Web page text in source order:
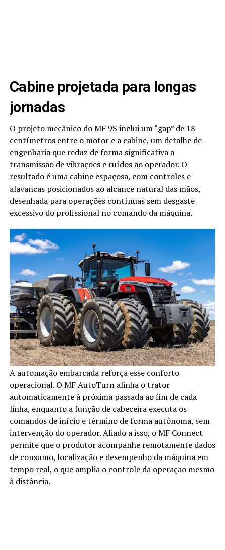
Cabine projetada para longas
jornadas
O projeto mecânico do MF 9S inclui um “gap” de 18
centímetros entre o motor e a cabine, um detalhe de
engenharia que reduz de forma significativa a
transmissão de vibrações e ruídos ao operador. O
resultado é uma cabine espaçosa, com controles e
alavancas posicionados ao alcance natural das mãos,
desenhada para operações contínuas sem desgaste
excessivo do profissional no comando da máquina.
A automação embarcada reforça esse conforto
operacional. O MF AutoTurn alinha o trator
automaticamente à próxima passada ao fim de cada
linha, enquanto a função de cabeceira executa os
comandos de início e término de forma autônoma, sem
intervenção do operador. Aliado a isso, o MF Connect
permite que o produtor acompanhe remotamente dados
de consumo, localização e desempenho da máquina em
tempo real, o que amplia o controle da operação mesmo
à distância.